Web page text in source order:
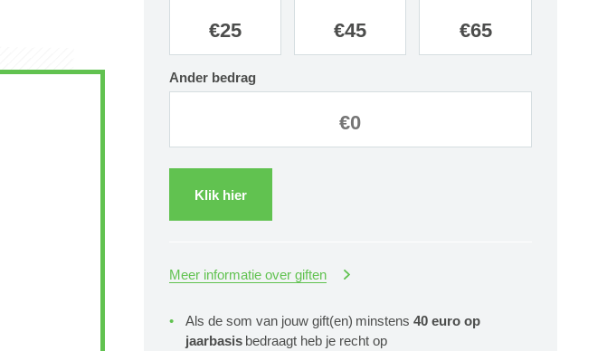
€25 €45 €65
Ander bedrag
Klik hier
Meer informatie over giften
Als de som van jouw gift(en) minstens40 euro op
jaarbasis bedraagt heb je recht op